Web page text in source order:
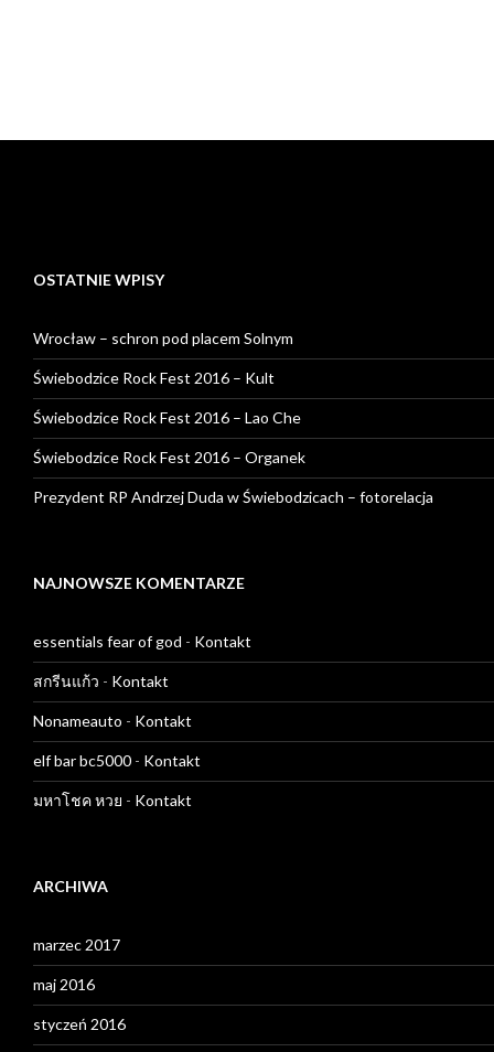
OSTATNIE WPISY
Wrocław – schron pod placem Solnym
Świebodzice Rock Fest 2016 – Kult
Świebodzice Rock Fest 2016 – Lao Che
Świebodzice Rock Fest 2016 – Organek
Prezydent RP Andrzej Duda w Świebodzicach – fotorelacja
NAJNOWSZE KOMENTARZE
essentials fear of god - Kontakt
สกรีนแก้ว - Kontakt
Nonameauto - Kontakt
elf bar bc5000 - Kontakt
มหาโชค หวย - Kontakt
ARCHIWA
marzec 2017
maj 2016
styczeń 2016